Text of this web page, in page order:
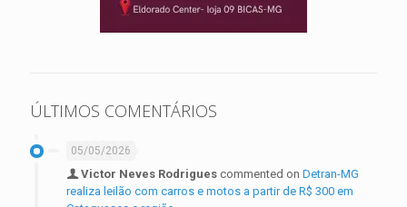
ÚLTIMOS COMENTÁRIOS
05/05/2026
Victor Neves Rodrigues commented on Detran-MG
realiza leilão com carros e motos a partir de R$ 300 em